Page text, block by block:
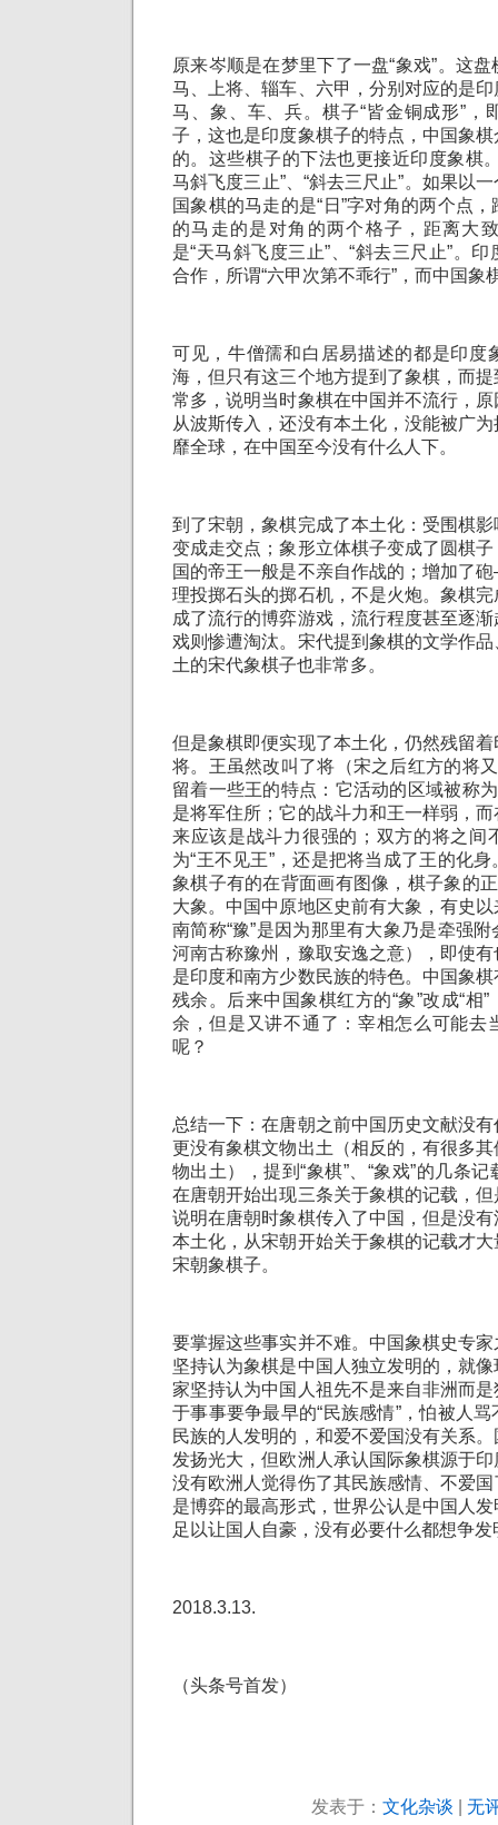
原来岑顺是在梦里下了一盘“象戏”。这
马、上将、辎车、六甲，分别对应的是
马、象、车、兵。棋子“皆金铜成形”，
子，这也是印度象棋子的特点，中国象
的。这些棋子的下法也更接近印度象棋
马斜飞度三止”、“斜去三尺止”。如果以
国象棋的马走的是“日”字对角的两个点
的马走的是对角的两个格子，距离大
是“天马斜飞度三止”、“斜去三尺止”。
合作，所谓“六甲次第不乖行”，而中国象
可见，牛僧孺和白居易描述的都是印度
海，但只有这三个地方提到了象棋，而
常多，说明当时象棋在中国并不流行，
从波斯传入，还没有本土化，没能被广
靡全球，在中国至今没有什么人下。
到了宋朝，象棋完成了本土化：受围棋
变成走交点；象形立体棋子变成了圆棋
国的帝王一般是不亲自作战的；增加了
理投掷石头的掷石机，不是火炮。象棋
成了流行的博弈游戏，流行程度甚至逐
戏则惨遭淘汰。宋代提到象棋的文学作
土的宋代象棋子也非常多。
但是象棋即便实现了本土化，仍然残留
将。王虽然改叫了将（宋之后红方的将
留着一些王的特点：它活动的区域被称
是将军住所；它的战斗力和王一样弱，
来应该是战斗力很强的；双方的将之间
为“王不见王”，还是把将当成了王的化
象棋子有的在背面画有图像，棋子象的
大象。中国中原地区史前有大象，有史
南简称“豫”是因为那里有大象乃是牵强
河南古称豫州，豫取安逸之意），即使
是印度和南方少数民族的特色。中国象
残余。后来中国象棋红方的“象”改成“相
余，但是又讲不通了：宰相怎么可能去
呢？
总结一下：在唐朝之前中国历史文献没
更没有象棋文物出土（相反的，有很多
物出土），提到“象棋”、“象戏”的几条
在唐朝开始出现三条关于象棋的记载，
说明在唐朝时象棋传入了中国，但是没
本土化，从宋朝开始关于象棋的记载才
宋朝象棋子。
要掌握这些事实并不难。中国象棋史专
坚持认为象棋是中国人独立发明的，就
家坚持认为中国人祖先不是来自非洲而
于事事要争最早的“民族感情”，怕被人
民族的人发明的，和爱不爱国没有关系
发扬光大，但欧洲人承认国际象棋源于
没有欧洲人觉得伤了其民族感情、不爱
是博弈的最高形式，世界公认是中国人
足以让国人自豪，没有必要什么都想争发
2018.3.13.
（头条号首发）
发表于： 文化杂谈 无